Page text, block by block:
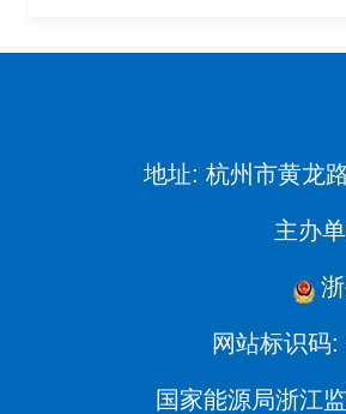
地址: 杭州市黄龙
主办
网站标识码
国家能源局浙江